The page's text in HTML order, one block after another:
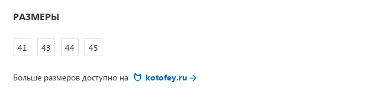
РАЗМЕРЫ
41 43 44 45
Больше размеров доступно на kotofey.ru